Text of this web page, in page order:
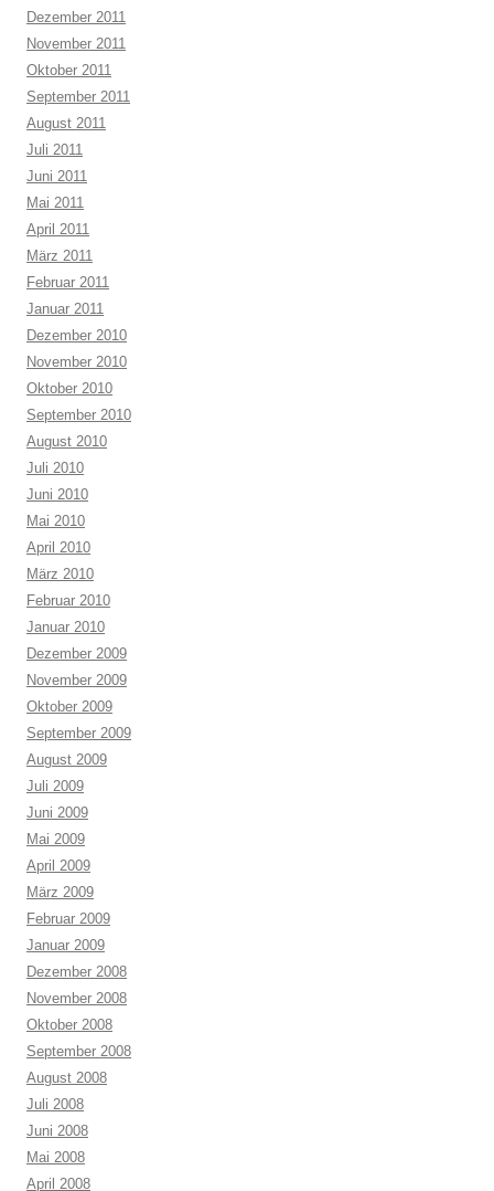
Dezember 2011
November 2011
Oktober 2011
September 2011
August 2011
Juli 2011
Juni 2011
Mai 2011
April 2011
März 2011
Februar 2011
Januar 2011
Dezember 2010
November 2010
Oktober 2010
September 2010
August 2010
Juli 2010
Juni 2010
Mai 2010
April 2010
März 2010
Februar 2010
Januar 2010
Dezember 2009
November 2009
Oktober 2009
September 2009
August 2009
Juli 2009
Juni 2009
Mai 2009
April 2009
März 2009
Februar 2009
Januar 2009
Dezember 2008
November 2008
Oktober 2008
September 2008
August 2008
Juli 2008
Juni 2008
Mai 2008
April 2008